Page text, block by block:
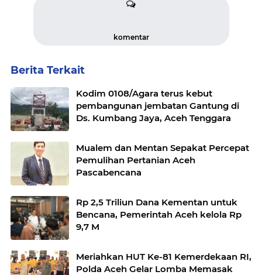
komentar
Berita Terkait
Kodim 0108/Agara terus kebut
pembangunan jembatan Gantung di
Ds. Kumbang Jaya, Aceh Tenggara
Mualem dan Mentan Sepakat Percepat
Pemulihan Pertanian Aceh
Pascabencana
Rp 2,5 Triliun Dana Kementan untuk
Bencana, Pemerintah Aceh kelola Rp
9,7 M
Meriahkan HUT Ke-81 Kemerdekaan RI,
Polda Aceh Gelar Lomba Memasak